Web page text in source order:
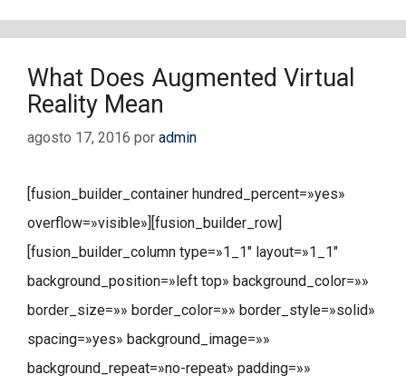
What Does Augmented Virtual
Reality Mean
agosto 17, 2016 por admin
[fusion_builder_container hundred_percent=»yes»
overflow=»visible»][fusion_builder_row]
[fusion_builder_column type=»1_1″ layout=»1_1″
background_position=»left top» background_color=»»
border_size=»» border_color=»» border_style=»solid»
spacing=»yes» background_image=»»
background_repeat=»no-repeat» padding=»»